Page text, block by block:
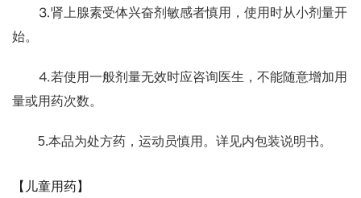
⒊肾上腺素受体兴奋剂敏感者慎用，使用时从小剂量开
始。
⒋若使用一般剂量无效时应咨询医生，不能随意增加用
量或用药次数。
5.本品为处方药，运动员慎用。详见内包装说明书。
【儿童用药】